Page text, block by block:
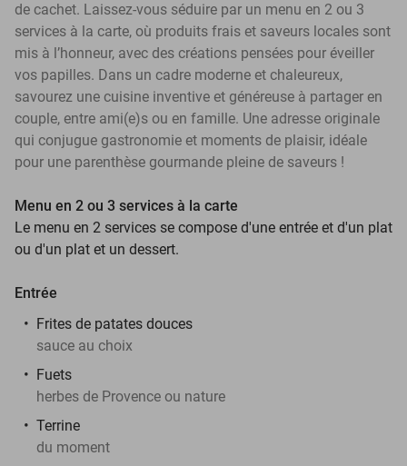
de cachet. Laissez-vous séduire par un menu en 2 ou 3
services à la carte, où produits frais et saveurs locales sont
mis à l’honneur, avec des créations pensées pour éveiller
vos papilles. Dans un cadre moderne et chaleureux,
savourez une cuisine inventive et généreuse à partager en
couple, entre ami(e)s ou en famille. Une adresse originale
qui conjugue gastronomie et moments de plaisir, idéale
pour une parenthèse gourmande pleine de saveurs !
Menu en 2 ou 3 services à la carte
Le menu en 2 services se compose d'une entrée et d'un plat
ou d'un plat et un dessert.
Entrée
Frites de patates douces
sauce au choix
Fuets
herbes de Provence ou nature
Terrine
du moment